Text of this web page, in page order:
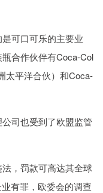
可口可乐的主要业
合作伙伴有Coca-Col
太平洋合伙）和Coca-
司也受到了欧盟监管
，罚款可高达其全球
有罪，欧委会的调查